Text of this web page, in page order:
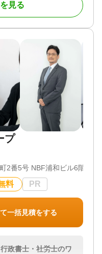
やみな財産操作は
市、清瀬市 etc.
/ 相続税申告 / 相続
信託 / 相続手続き /
査 / 生前贈与（不動
相談可 / 事務所面談
見る
プ
2番5号 NBF浦和ビル6階
料 PR
一括見積をする
政書士・社労士のワ